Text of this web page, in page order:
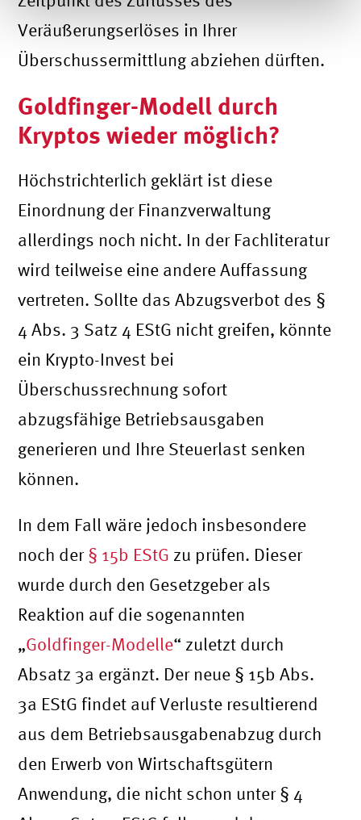
Veräußerungserlöses in Ihrer
Überschussermittlung abziehen dürften.
Goldfinger-Modell durch
Kryptos wieder möglich?
Höchstrichterlich geklärt ist diese
Einordnung der Finanzverwaltung
allerdings noch nicht. In der Fachliteratur
wird teilweise eine andere Auffassung
vertreten. Sollte das Abzugsverbot des §
4 Abs. 3 Satz 4 EStG nicht greifen, könnte
ein Krypto-Invest bei
Überschussrechnung sofort
abzugsfähige Betriebsausgaben
generieren und Ihre Steuerlast senken
können.
In dem Fall wäre jedoch insbesondere
noch der § 15b EStG zu prüfen. Dieser
wurde durch den Gesetzgeber als
Reaktion auf die sogenannten
„Goldfinger-Modelle“ zuletzt durch
Absatz 3a ergänzt. Der neue § 15b Abs.
3a EStG findet auf Verluste resultierend
aus dem Betriebsausgabenabzug durch
den Erwerb von Wirtschaftsgütern
Anwendung, die nicht schon unter § 4